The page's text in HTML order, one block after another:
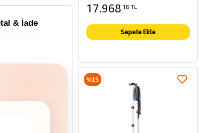
& İade
Makinesi
17.968 18 TL
Sepete Ekle
%15